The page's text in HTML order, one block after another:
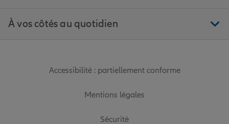
À vos côtés au quotidien
Accessibilité : partiellement conforme
Mentions légales
Sécurité